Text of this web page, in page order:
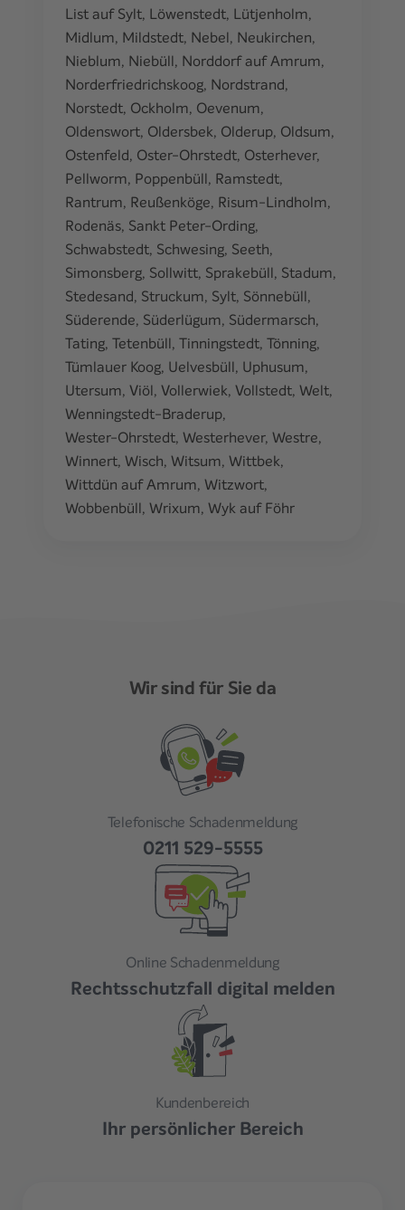
List auf Sylt, Löwenstedt, Lütjenholm,
Midlum, Mildstedt, Nebel, Neukirchen,
Nieblum, Niebüll, Norddorf auf Amrum,
Norderfriedrichskoog, Nordstrand,
Norstedt, Ockholm, Oevenum,
Oldenswort, Oldersbek, Olderup, Oldsum,
Ostenfeld, Oster-Ohrstedt, Osterhever,
Pellworm, Poppenbüll, Ramstedt,
Rantrum, Reußenköge, Risum-Lindholm,
Rodenäs, Sankt Peter-Ording,
Schwabstedt, Schwesing, Seeth,
Simonsberg, Sollwitt, Sprakebüll, Stadum,
Stedesand, Struckum, Sylt, Sönnebüll,
Süderende, Süderlügum, Südermarsch,
Tating, Tetenbüll, Tinningstedt, Tönning,
Tümlauer Koog, Uelvesbüll, Uphusum,
Utersum, Viöl, Vollerwiek, Vollstedt, Welt,
Wenningstedt-Braderup,
Wester-Ohrstedt, Westerhever, Westre,
Winnert, Wisch, Witsum, Wittbek,
Wittdün auf Amrum, Witzwort,
Wobbenbüll, Wrixum, Wyk auf Föhr
Wir sind für Sie da
Telefonische Schadenmeldung
0211 529-5555
Online Schadenmeldung
Rechtsschutzfall digital melden
Kundenbereich
Ihr persönlicher Bereich